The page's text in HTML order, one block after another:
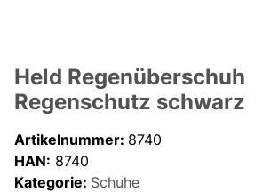
Held Regenüberschuh
Regenschutz schwarz
Artikelnummer: 8740
HAN: 8740
Kategorie: Schuhe